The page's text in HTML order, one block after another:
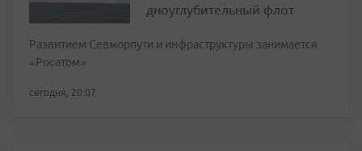
дноуглубительный флот
Развитием Севморпути и инфраструктуры занимается
«Росатом»
сегодня, 20:07